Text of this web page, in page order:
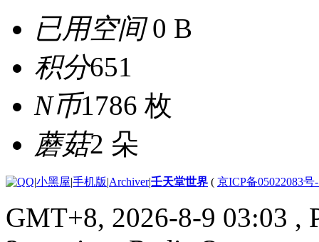
已用空间0 B
积分651
N币1786 枚
蘑菇2 朵
|小黑屋|手机版|Archiver|壬天堂世界 ( 京ICP备05022083号
GMT+8, 2026-8-9 03:03 ,